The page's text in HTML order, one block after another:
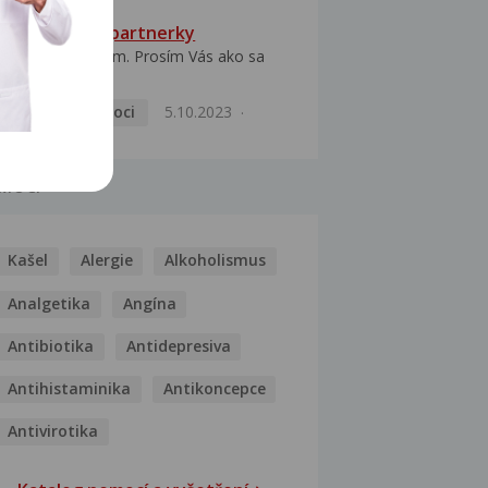
HPV typ 52 u partnerky
Dobrý deň prajem. Prosím Vás ako sa
Pohlavní nemoci
5.10.2023
Kašel Alergie Alkoholismus
Analgetika Angína
Antibiotika Antidepresiva
Antihistaminika Antikoncepce
Antivirotika